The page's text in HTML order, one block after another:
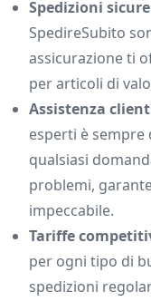
Spedizioni
SpedireSubito
assicurazione ti
per articoli di
Assistenza
esperti è
qualsiasi
problemi,
impeccabile.
Tariffe
per ogni tipo di
spedizioni